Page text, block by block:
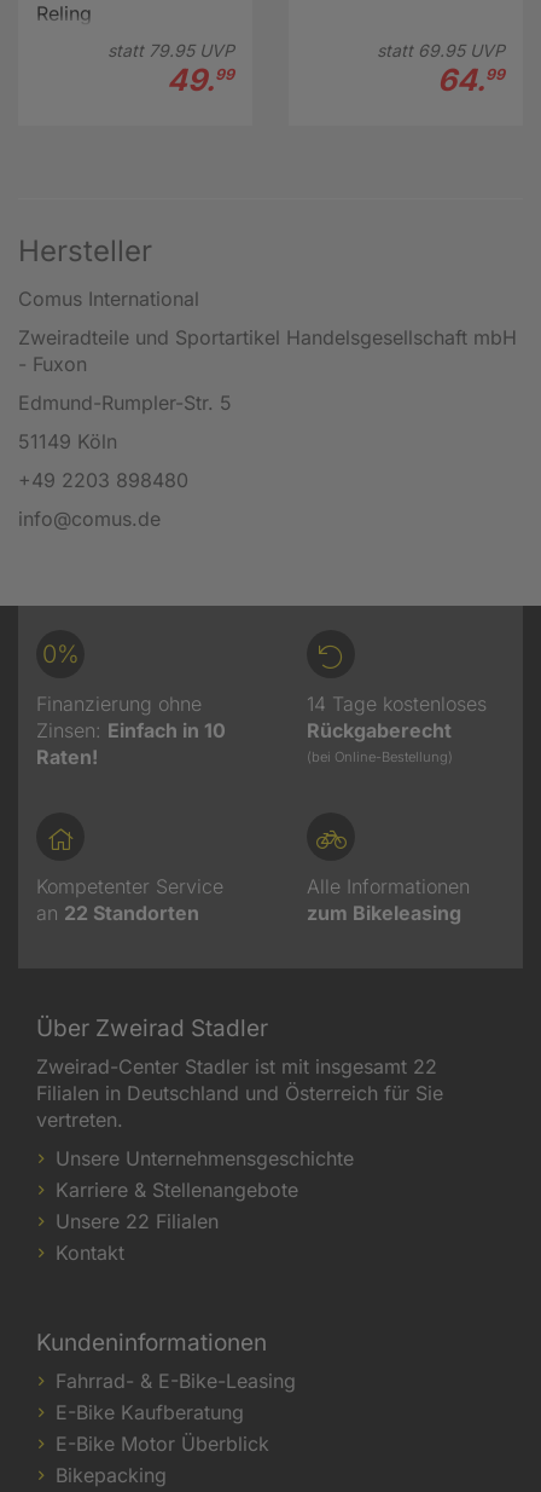
Reling
statt 79.95UVP
49.99
statt 69.95UVP
64.99
Hersteller
Comus International
Zweiradteile und Sportartikel Handelsgesellschaft mbH
- Fuxon
Edmund-Rumpler-Str. 5
51149 Köln
+49 2203 898480
info@comus.de
0%
Finanzierung ohne
Zinsen: Einfach in 10
Raten!
14 Tage kostenloses
Rückgaberecht
(bei Online-Bestellung)
Kompetenter Service
an 22 Standorten
Alle Informationen
zum Bikeleasing
Über Zweirad Stadler
Zweirad-Center Stadler ist mit insgesamt 22
Filialen in Deutschland und Österreich für Sie
vertreten.
Unsere Unternehmensgeschichte
Karriere & Stellenangebote
Unsere 22 Filialen
Kontakt
Kundeninformationen
Fahrrad- & E-Bike-Leasing
E-Bike Kaufberatung
E-Bike Motor Überblick
Bikepacking